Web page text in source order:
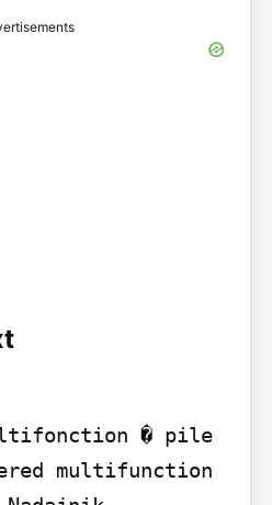
� pile
multifunction